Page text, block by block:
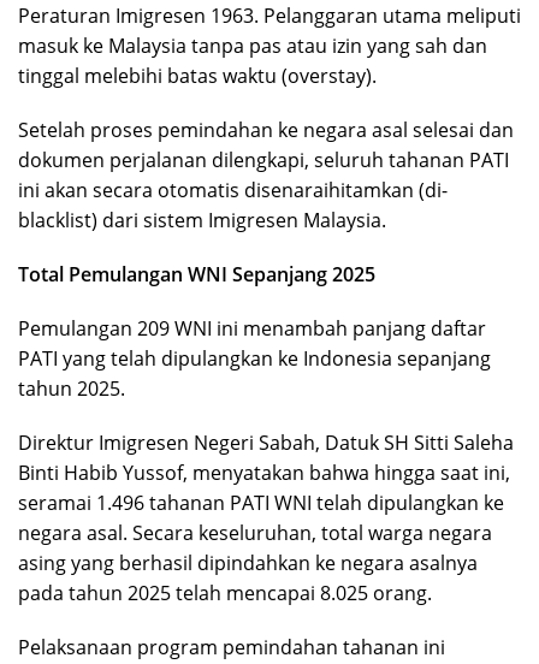
Peraturan Imigresen 1963. Pelanggaran utama meliputi
masuk ke Malaysia tanpa pas atau izin yang sah dan
tinggal melebihi batas waktu (overstay).
Setelah proses pemindahan ke negara asal selesai dan
dokumen perjalanan dilengkapi, seluruh tahanan PATI
ini akan secara otomatis disenaraihitamkan (di-
blacklist) dari sistem Imigresen Malaysia.
Total Pemulangan WNI Sepanjang 2025
Pemulangan 209 WNI ini menambah panjang daftar
PATI yang telah dipulangkan ke Indonesia sepanjang
tahun 2025.
Direktur Imigresen Negeri Sabah, Datuk SH Sitti Saleha
Binti Habib Yussof, menyatakan bahwa hingga saat ini,
seramai 1.496 tahanan PATI WNI telah dipulangkan ke
negara asal. Secara keseluruhan, total warga negara
asing yang berhasil dipindahkan ke negara asalnya
pada tahun 2025 telah mencapai 8.025 orang.
Pelaksanaan program pemindahan tahanan ini